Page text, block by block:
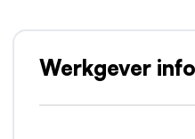
Werkgever